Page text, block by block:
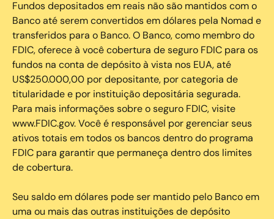
Fundos depositados em reais não são mantidos com o
Banco até serem convertidos em dólares pela Nomad e
transferidos para o Banco. O Banco, como membro do
FDIC, oferece à você cobertura de seguro FDIC para os
fundos na conta de depósito à vista nos EUA, até
US$250.000,00 por depositante, por categoria de
titularidade e por instituição depositária segurada.
Para mais informações sobre o seguro FDIC, visite
www.FDIC.gov. Você é responsável por gerenciar seus
ativos totais em todos os bancos dentro do programa
FDIC para garantir que permaneça dentro dos limites
de cobertura.
Seu saldo em dólares pode ser mantido pelo Banco em
uma ou mais das outras instituições de depósito